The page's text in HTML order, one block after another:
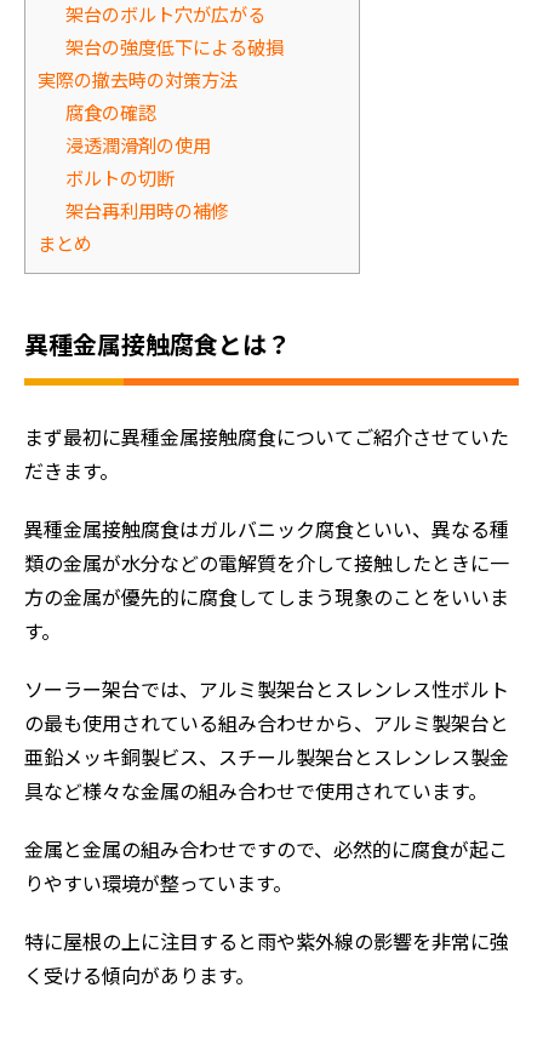
架台のボルト穴が広がる
架台の強度低下による破損
実際の撤去時の対策方法
腐食の確認
浸透潤滑剤の使用
ボルトの切断
架台再利用時の補修
まとめ
異種金属接触腐食とは？
まず最初に異種金属接触腐食についてご紹介させていた
だきます。
異種金属接触腐食はガルバニック腐食といい、異なる種
類の金属が水分などの電解質を介して接触したときに一
方の金属が優先的に腐食してしまう現象のことをいいま
す。
ソーラー架台では、アルミ製架台とスレンレス性ボルト
の最も使用されている組み合わせから、アルミ製架台と
亜鉛メッキ銅製ビス、スチール製架台とスレンレス製金
具など様々な金属の組み合わせで使用されています。
金属と金属の組み合わせですので、必然的に腐食が起こ
りやすい環境が整っています。
特に屋根の上に注目すると雨や紫外線の影響を非常に強
く受ける傾向があります。